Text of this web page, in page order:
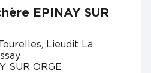
EPINAY SUR
Lieudit La
SUR ORGE